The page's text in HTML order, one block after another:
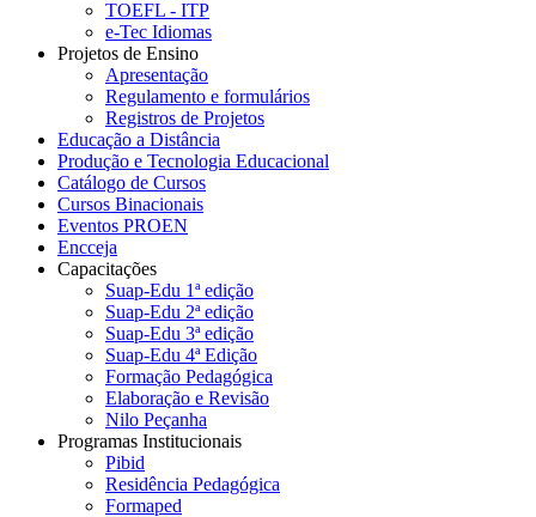
TOEFL - ITP
e-Tec Idiomas
Projetos de Ensino
Apresentação
Regulamento e formulários
Registros de Projetos
Educação a Distância
Produção e Tecnologia Educacional
Catálogo de Cursos
Cursos Binacionais
Eventos PROEN
Encceja
Capacitações
Suap-Edu 1ª edição
Suap-Edu 2ª edição
Suap-Edu 3ª edição
Suap-Edu 4ª Edição
Formação Pedagógica
Elaboração e Revisão
Nilo Peçanha
Programas Institucionais
Pibid
Residência Pedagógica
Formaped